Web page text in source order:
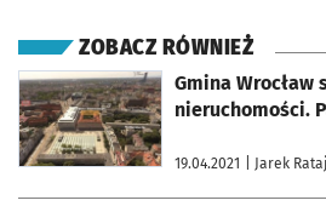
ZOBACZ RÓWNIEŻ
Gmina Wrocław
nieruchomości.
19.04.2021 | Jarek
otworzy się w nowej karcie